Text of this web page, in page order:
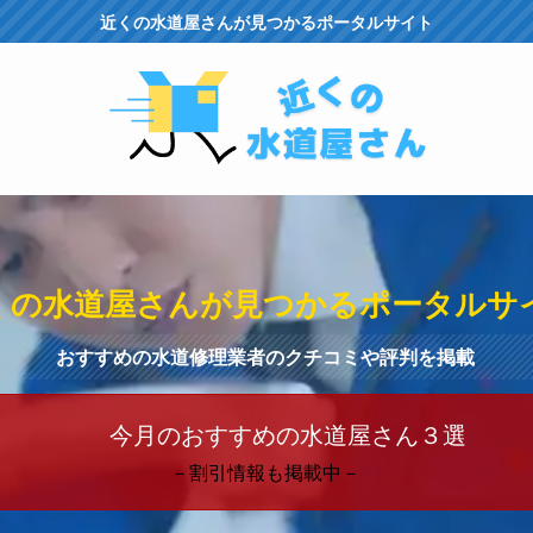
近くの水道屋さんが見つかるポータルサイト
の水道屋さんが見つかるポータルサ
おすすめの水道修理業者のクチコミや評判を掲載
今月のおすすめの水道屋さん３選
－割引情報も掲載中－